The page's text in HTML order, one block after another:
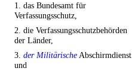
1. das Bundesamt für
Verfassungsschutz,
2. die Verfassungsschutzbehörden
der Länder,
3. der MilitärischeAbschirmdienst
und